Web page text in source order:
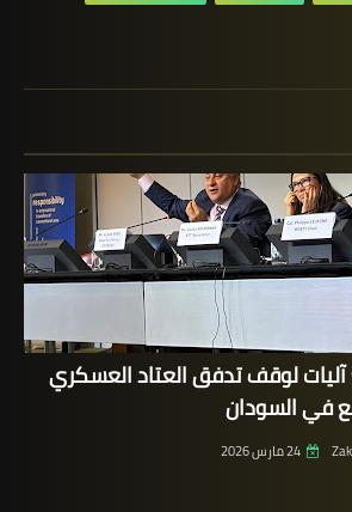
لوقف تدفق العتاد العسكري
في السودان
24 مارس 2026